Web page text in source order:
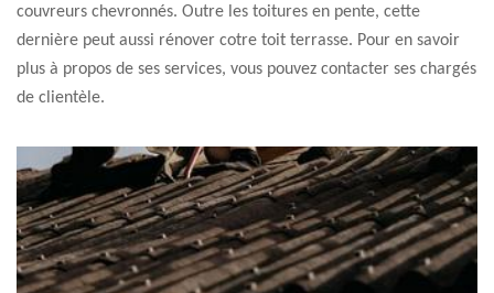
couvreurs chevronnés. Outre les toitures en pente, cette
dernière peut aussi rénover cotre toit terrasse. Pour en savoir
plus à propos de ses services, vous pouvez contacter ses chargés
de clientèle.